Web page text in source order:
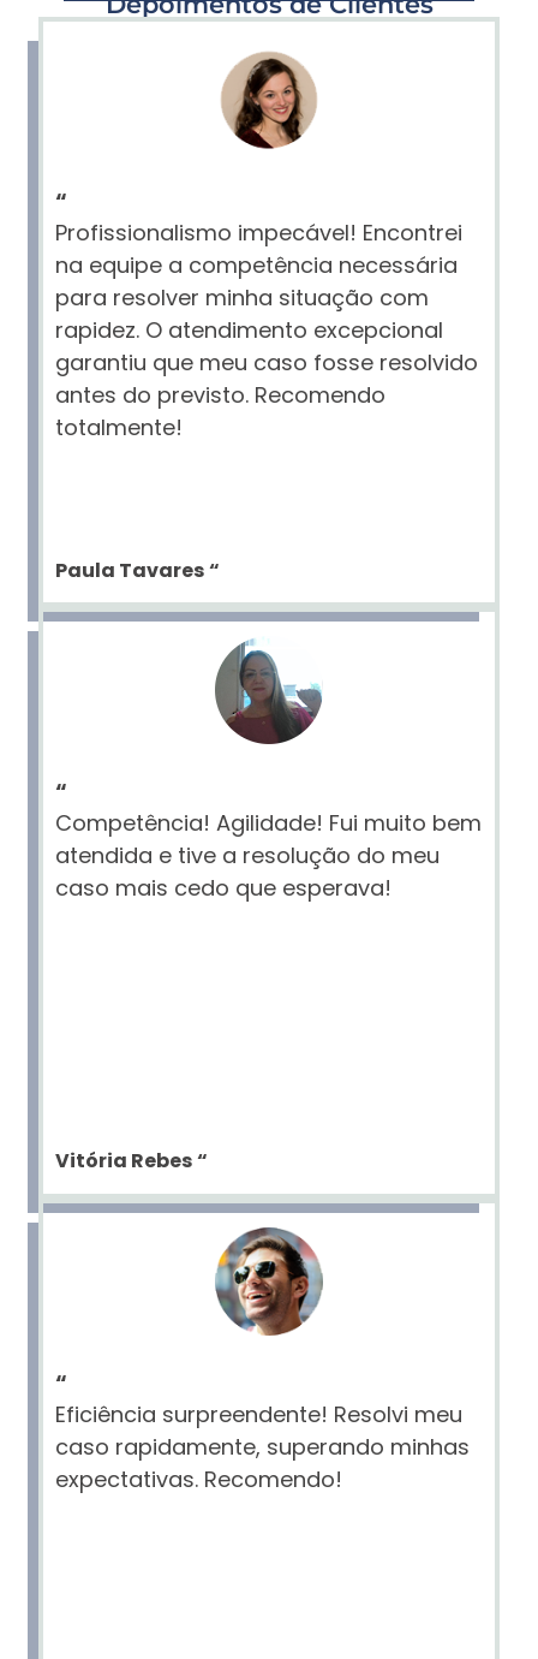
“
Profissionalismo impecável! Encontrei
na equipe a competência necessária
para resolver minha situação com
rapidez. O atendimento excepcional
garantiu que meu caso fosse resolvido
antes do previsto. Recomendo
totalmente!
Paula Tavares“
“
Competência! Agilidade! Fui muito bem
atendida e tive a resolução do meu
caso mais cedo que esperava!
Vitória Rebes“
“
Eficiência surpreendente! Resolvi meu
caso rapidamente, superando minhas
expectativas. Recomendo!